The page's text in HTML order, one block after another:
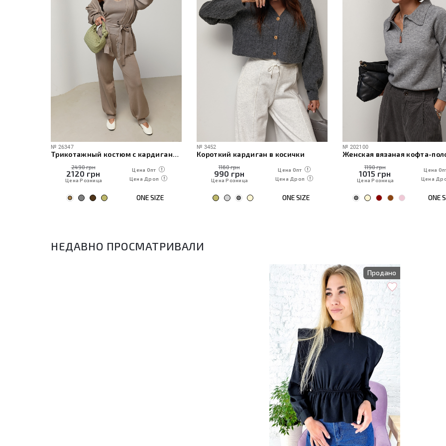
№ 26347
Трикотажный костюм с кардиганом, топом и брюками
2490 грн
2120 грн
Цена Розница
Цена Опт
Цена Дроп
ONE SIZE
№ 3452
Короткий кардиган в косички
1160 грн
990 грн
Цена Розница
Цена Опт
Цена Дроп
ONE SIZE
№ 202100
1190 грн
1015 грн
Цена Розница
Цена
Цена
ONE
НЕДАВНО ПРОСМАТРИВАЛИ
Продано